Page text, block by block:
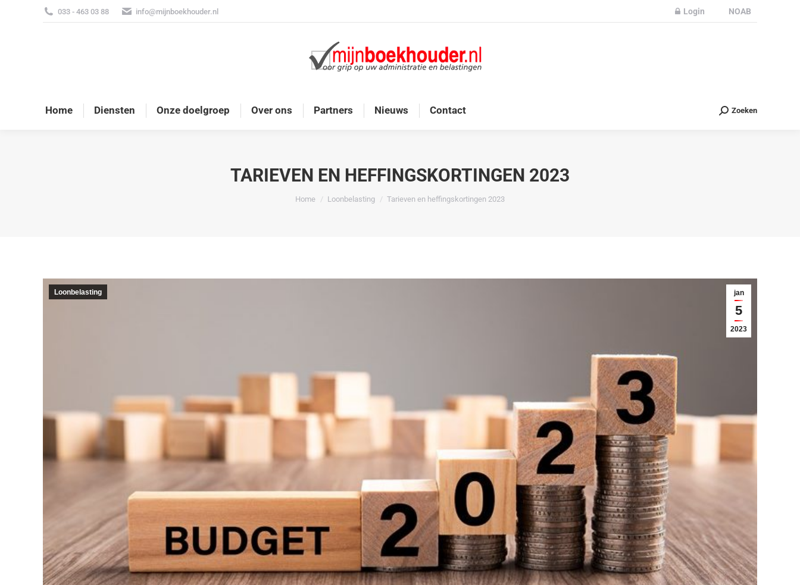
033 - 463 03 88 info@mijnboekhouder.nl Login NOAB
Home Diensten Onze doelgroep Over ons Partners Nieuws Contact Zoeken
TARIEVEN EN HEFFINGSKORTINGEN 2023
Je bent hier:
Home Loonbelasting Tarieven en heffingskortingen 2023
jan
5
2023
Loonbelasting
Home Diensten Onze doelgroep Over ons Partners Nieuws Contact Zoeken